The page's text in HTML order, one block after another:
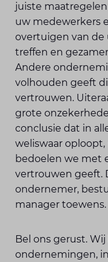
juiste
uw medewerkers
overtuigen van
treffen en
Andere
volhouden geeft
vertrouwen.
grote
conclusie dat in
weliswaar
bedoelen we met
vertrouwen geeft.
ondernemer,
manager toewens.
Bel ons gerust. Wij
ondernemingen,